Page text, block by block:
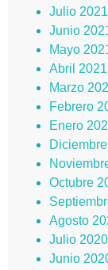
Julio 2021
Junio
Mayo
Abril 2021
Marzo
Febrero
Enero
Octubre
Agosto
Julio 2020
Junio